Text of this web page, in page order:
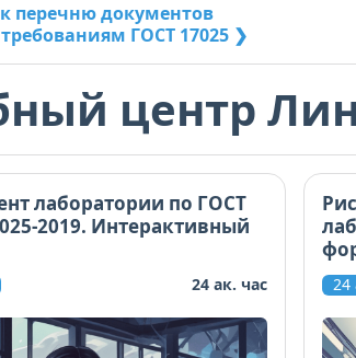
перечню документов
ГОСТ 17025 ❯
центр
лаборатории по ГОСТ
2019. Интерактивный
24 ак. час 24